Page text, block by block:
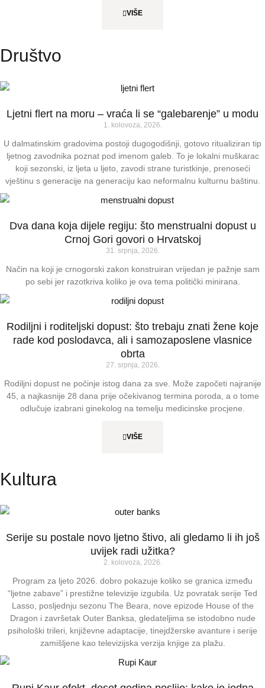
VIŠE
Društvo
Ljetni flert na moru – vraća li se “galebarenje” u modu
1. kolovoza, 2026.
U dalmatinskim gradovima postoji dugogodišnji, gotovo ritualiziran tip
ljetnog zavodnika poznat pod imenom galeb. To je lokalni muškarac
koji sezonski, iz ljeta u ljeto, zavodi strane turistkinje, prenoseći
vještinu s generacije na generaciju kao neformalnu kulturnu baštinu.
Dva dana koja dijele regiju: što menstrualni dopust u
Crnoj Gori govori o Hrvatskoj
31. srpnja, 2026.
Način na koji je crnogorski zakon konstruiran vrijedan je pažnje sam
po sebi jer razotkriva koliko je ova tema politički minirana.
Rodiljni i roditeljski dopust: što trebaju znati žene koje
rade kod poslodavca, ali i samozaposlene vlasnice
obrta
27. srpnja, 2026.
Rodiljni dopust ne počinje istog dana za sve. Može započeti najranije
45, a najkasnije 28 dana prije očekivanog termina poroda, a o tome
odlučuje izabrani ginekolog na temelju medicinske procjene.
VIŠE
Kultura
Serije su postale novo ljetno štivo, ali gledamo li ih još
uvijek radi užitka?
2. kolovoza, 2026.
Program za ljeto 2026. dobro pokazuje koliko se granica između
“ljetne zabave” i prestižne televizije izgubila. Uz povratak serije Ted
Lasso, posljednju sezonu The Beara, nove epizode House of the
Dragon i završetak Outer Banksa, gledateljima se istodobno nude
psihološki trileri, književne adaptacije, tinejdžerske avanture i serije
zamišljene kao televizijska verzija knjige za plažu.